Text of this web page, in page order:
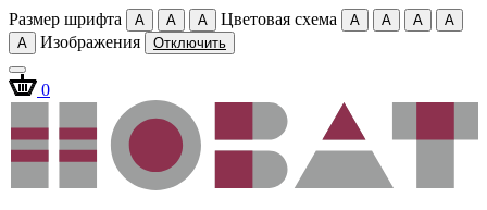
Размер шрифта A A A Цветовая схема A A A
A
A
Изображения Отключить
0